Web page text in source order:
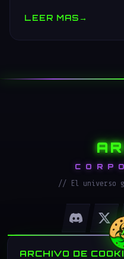
LEER MAS→
// El universo
ARCHIVO DE